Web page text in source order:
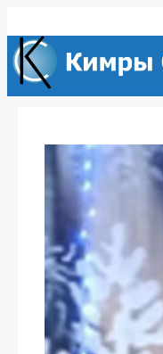
к
содержимому